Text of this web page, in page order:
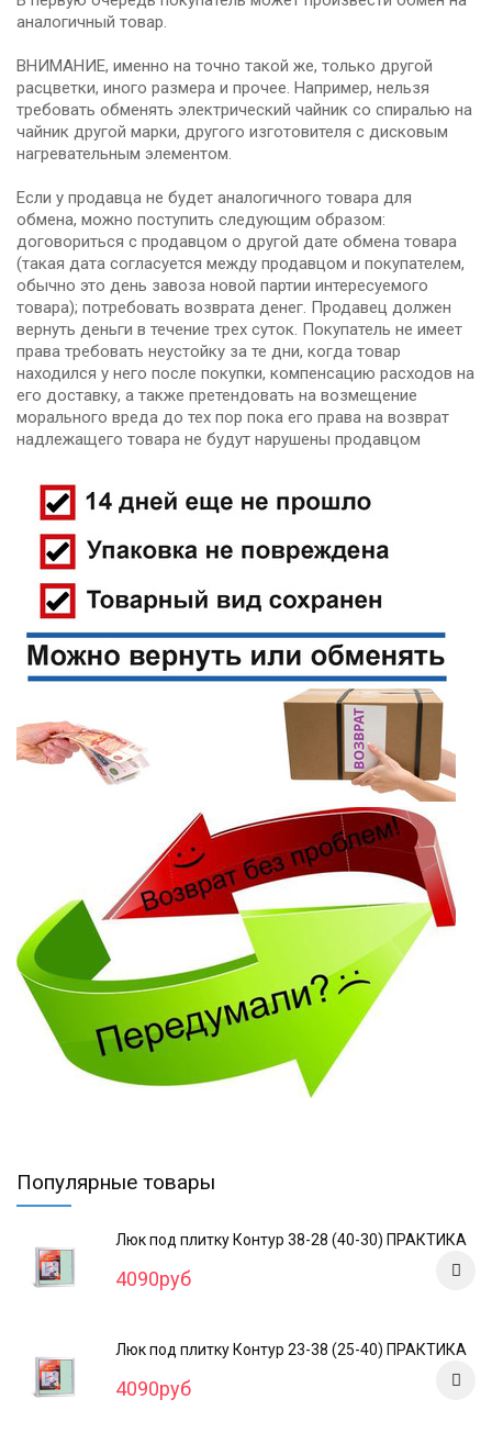
аналогичный товар.
ВНИМАНИЕ, именно на точно такой же, только другой
расцветки, иного размера и прочее. Например, нельзя
требовать обменять электрический чайник со спиралью на
чайник другой марки, другого изготовителя с дисковым
нагревательным элементом.
Если у продавца не будет аналогичного товара для
обмена, можно поступить следующим образом:
договориться с продавцом о другой дате обмена товара
(такая дата согласуется между продавцом и покупателем,
обычно это день завоза новой партии интересуемого
товара); потребовать возврата денег. Продавец должен
вернуть деньги в течение трех суток. Покупатель не имеет
права требовать неустойку за те дни, когда товар
находился у него после покупки, компенсацию расходов на
его доставку, а также претендовать на возмещение
морального вреда до тех пор пока его права на возврат
надлежащего товара не будут нарушены продавцом
Популярные товары
Люк под плитку Контур 38-28 (40-30) ПРАКТИКА
4090руб
Люк под плитку Контур 23-38 (25-40) ПРАКТИКА
4090руб